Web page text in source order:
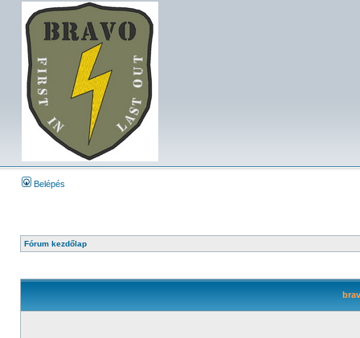
Belépés
Fórum kezdőlap